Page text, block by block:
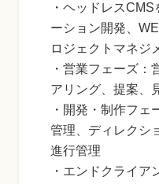
・ヘッドレス
ーション開発、
ロジェクトマネジ
・営業フェーズ：
アリング、提案、
・開発・制作フェ
管理、ディレクシ
進行管理
・エンドクライア